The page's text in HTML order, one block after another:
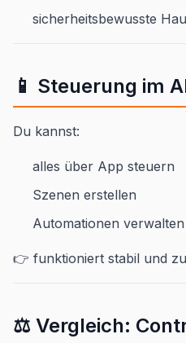
sicherheitsbewusste
📱 Steuerung im
Du kannst:
alles über App steuern
Szenen erstellen
Automationen verwalten
👉 funktioniert stabil und
⚖️ Vergleich: